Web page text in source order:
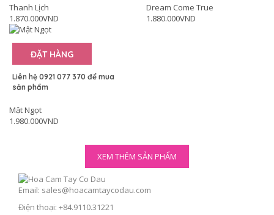
Thanh Lịch
1.870.000VND
Dream Come True
1.880.000VND
ĐẶT HÀNG
Liên hệ 0921 077 370 để mua
sản phẩm
Mật Ngọt
1.980.000VND
XEM THÊM SẢN PHẨM
Email: sales@hoacamtaycodau.com
Điện thoại: +84.9110.31221